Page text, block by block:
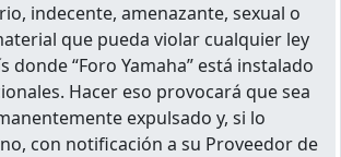
indecente, amenazante, sexual o
que pueda violar cualquier ley
donde “Foro Yamaha” está instalado
Hacer eso provocará que sea
expulsado y, si lo
con notificación a su Proveedor de